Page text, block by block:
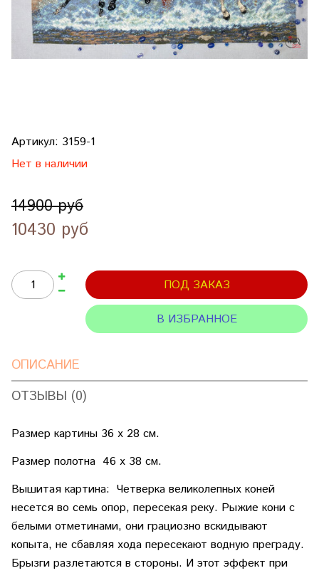
Артикул: 3159-1
Нет в наличии
14900 руб
10430 руб
ПОД ЗАКАЗ
В ИЗБРАННОЕ
ОПИСАНИЕ
ОТЗЫВЫ (0)
Размер картины 36 х 28 см.
Размер полотна 46 х 38 см.
Вышитая картина: Четверка великолепных коней
несется во семь опор, пересекая реку. Рыжие кони с
белыми отметинами, они грациозно вскидывают
копыта, не сбавляя хода пересекают водную преграду.
Брызги разлетаются в стороны. И этот эффект при